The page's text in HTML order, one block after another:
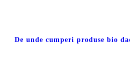
De unde cumperi produse bio